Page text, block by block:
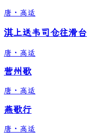
唐 · 高适
淇上送韦司仓往滑台
唐 · 高适
营州歌
唐 · 高适
燕歌行
唐 · 高适